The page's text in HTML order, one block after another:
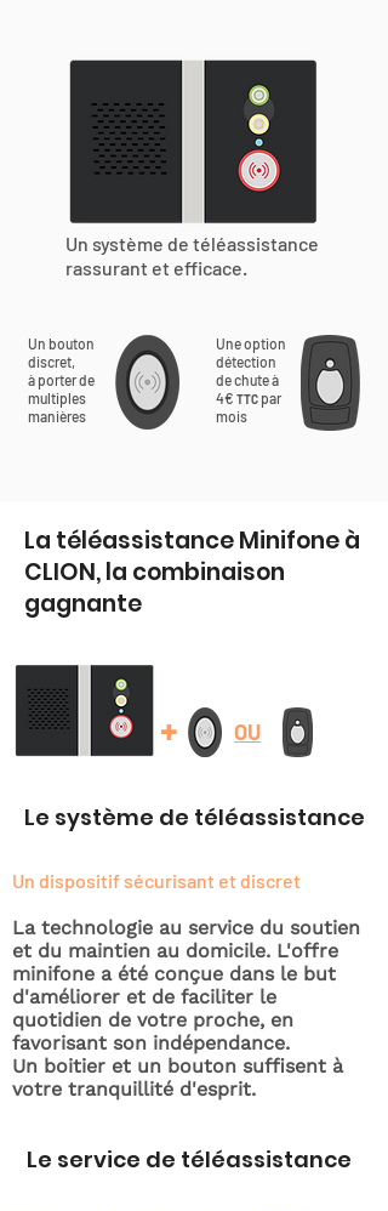
Un système de téléassistance
rassurant et efficace.
Un bouton
discret,
à porter de
multiples
manières
Une option
détection
de chute à
4€ TTC par
mois
La téléassistance Minifone à
CLION, la combinaison
gagnante
+ OU
Le système de téléassistance
Un dispositif sécurisant et discret
La technologie au service du soutien
et du maintien au domicile. L'offre
minifone a été conçue dans le but
d'améliorer et de faciliter le
quotidien de votre proche, en
favorisant son indépendance.
Un boitier et un bouton suffisent à
votre tranquillité d'esprit.
Le service de téléassistance